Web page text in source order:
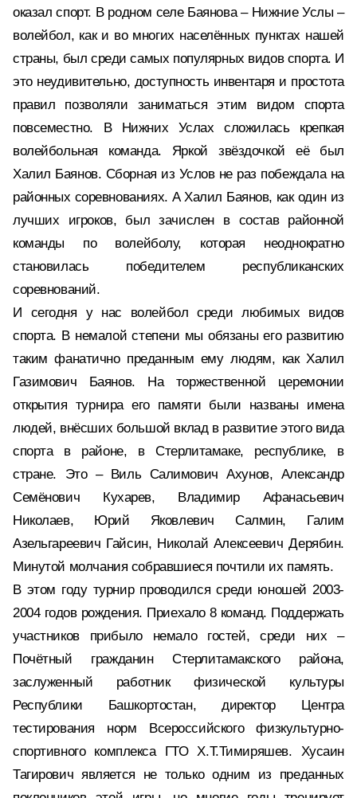
оказал спорт. В родном селе Баянова – Нижние Услы –
волейбол, как и во многих населённых пунктах нашей
страны, был среди самых популярных видов спорта. И
это неудивительно, доступность инвентаря и простота
правил позволяли заниматься этим видом спорта
повсеместно. В Нижних Услах сложилась крепкая
волейбольная команда. Яркой звёздочкой её был
Халил Баянов. Сборная из Услов не раз побеждала на
районных соревнованиях. А Халил Баянов, как один из
лучших игроков, был зачислен в состав районной
команды по волейболу, которая неоднократно
становилась победителем республиканских
соревнований.
И сегодня у нас волейбол среди любимых видов
спорта. В немалой степени мы обязаны его развитию
таким фанатично преданным ему людям, как Халил
Газимович Баянов. На торжественной церемонии
открытия турнира его памяти были названы имена
людей, внёсших большой вклад в развитие этого вида
спорта в районе, в Стерлитамаке, республике, в
стране. Это – Виль Салимович Ахунов, Александр
Семёнович Кухарев, Владимир Афанасьевич
Николаев, Юрий Яковлевич Салмин, Галим
Азельгареевич Гайсин, Николай Алексеевич Дерябин.
Минутой молчания собравшиеся почтили их память.
В этом году турнир проводился среди юношей 2003-
2004 годов рождения. Приехало 8 команд. Поддержать
участников прибыло немало гостей, среди них –
Почётный гражданин Стерлитамакского района,
заслуженный работник физической культуры
Республики Башкортостан, директор Центра
тестирования норм Всероссийского физкультурно-
спортивного комплекса ГТО Х.Т.Тимиряшев. Хусаин
Тагирович является не только одним из преданных